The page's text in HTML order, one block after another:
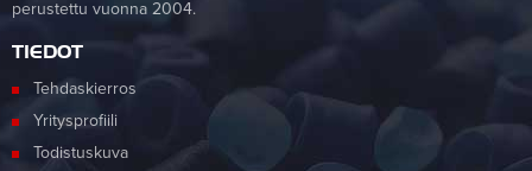
perustettu vuonna 2004.
TIEDOT
Tehdaskierros
Yritysprofiili
Todistuskuva